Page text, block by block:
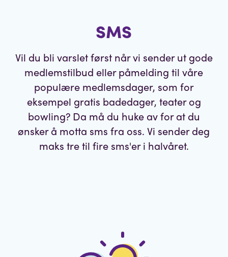
SMS
Vil du bli varslet først når vi sender ut gode
medlemstilbud eller påmelding til våre
populære medlemsdager, som for
eksempel gratis badedager, teater og
bowling? Da må du huke av for at du
ønsker å motta sms fra oss. Vi sender deg
maks tre til fire sms'er i halvåret.